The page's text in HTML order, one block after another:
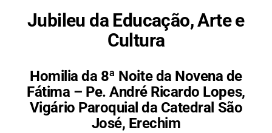
Jubileu da Educação, Arte e
Cultura
Homilia da 8ª Noite da Novena de
Fátima – Pe. André Ricardo Lopes,
Vigário Paroquial da Catedral São
José, Erechim